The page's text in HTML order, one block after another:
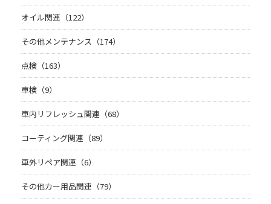
オイル関連（122）
その他メンテナンス（174）
点検（163）
車検（9）
車内リフレッシュ関連（68）
コーティング関連（89）
車外リペア関連（6）
その他カー用品関連（79）